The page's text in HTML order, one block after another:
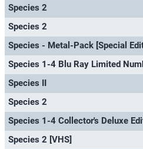
Species 2
Species 2
Species - Metal-Pack [Special
Species II
Species 2
Species 2 [VHS]